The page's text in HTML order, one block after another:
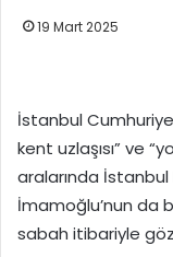
19 Mart 2025
İstanbul
kent uzlaşısı” ve
aralarında İstanbul
İmamoğlu’nun da
sabah itibariyle